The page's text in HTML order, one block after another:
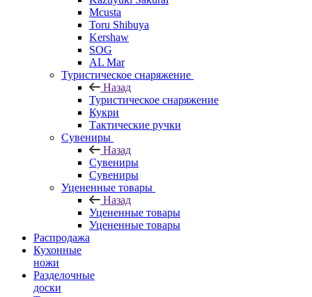
Mcusta
Toru Shibuya
Kershaw
SOG
AL Mar
Туристическое снаряжение
Назад
Туристическое снаряжение
Кукри
Тактические ручки
Сувениры
Назад
Сувениры
Сувениры
Уцененные товары
Назад
Уцененные товары
Уцененные товары
Распродажа
Кухонные
ножи
Разделочные
доски